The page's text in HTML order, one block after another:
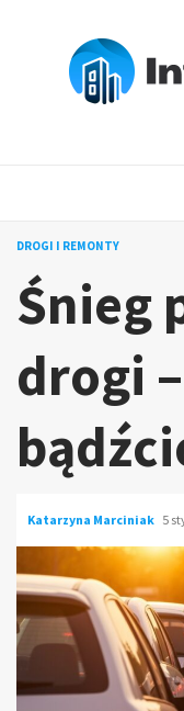
DROGI I REMONTY
Śnieg
drogi
Katarzyna Marciniak 5